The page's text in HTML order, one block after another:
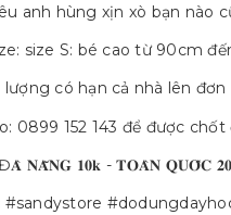
anh hùng xịn xò bạn nào
size S: bé cao từ 90cm
lượng có hạn cả nhà lên đơn
0899 152 143 để được
𝐍𝐀̆̃𝐍𝐆 𝟏𝟎𝐤 - 𝐓𝐎𝐀̀𝐍 𝐐𝐔𝐎̂́𝐂
#sandystore